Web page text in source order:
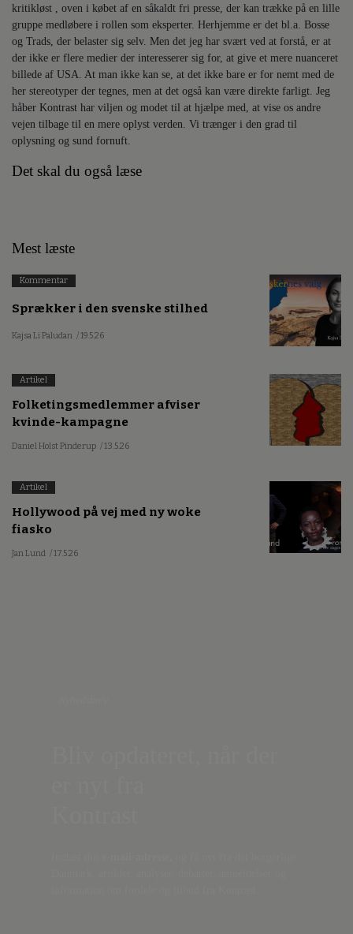
kritikløst , oven i købet af en såkaldt fri presse, der kan trække på en lille
gruppe medløbere i rollen som eksperter. Herhjemme er det bl.a. Bosse
og Trads, der belaster sig selv. Men det jeg har svært ved at forstå, er at
der ikke er flere medier der interesserer sig for, at give et mere nuanceret
billede af USA. At man ikke kan se, at det ikke bare er for nemt med de
her stereotyper der tegnes, men at det også kan være direkte farligt. Jeg
håber Kontrast har viljen og modet til at hjælpe med, at vise os andre
vejen tilbage til en mere oplyst verden. Vi trænger i den grad til
oplysning og sund fornuft.
Det skal du også læse
Mest læste
Kommentar
Sprækker i den svenske stilhed
Kajsa Li Paludan / 19.5.26
Artikel
Folketingsmedlemmer afviser
kvinde-kampagne
Daniel Holst Pinderup / 13.5.26
Artikel
Hollywood på vej med ny woke
fiasko
Jan Lund / 17.5.26